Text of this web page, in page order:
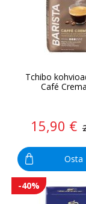
Tchibo
Café
15,90 €
Osta
-40%